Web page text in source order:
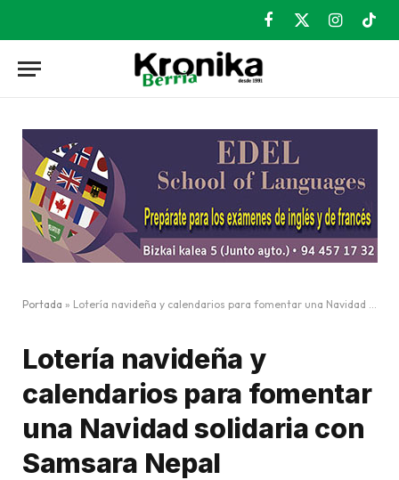
Facebook
X
Instagram
Portada » Lotería navideña y calendarios para fomentar una Navidad solidaria con Samsara Nepal
Lotería navideña y
calendarios para fomentar
una Navidad solidaria con
Samsara Nepal